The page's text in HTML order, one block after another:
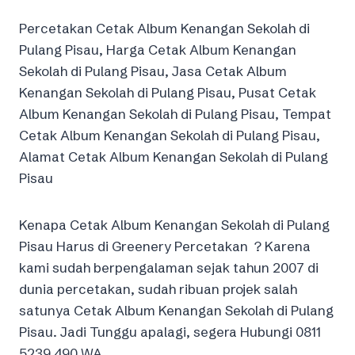
Percetakan Cetak Album Kenangan Sekolah di
Pulang Pisau, Harga Cetak Album Kenangan
Sekolah di Pulang Pisau, Jasa Cetak Album
Kenangan Sekolah di Pulang Pisau, Pusat Cetak
Album Kenangan Sekolah di Pulang Pisau, Tempat
Cetak Album Kenangan Sekolah di Pulang Pisau,
Alamat Cetak Album Kenangan Sekolah di Pulang
Pisau
Kenapa Cetak Album Kenangan Sekolah di Pulang
Pisau Harus di Greenery Percetakan ? Karena
kami sudah berpengalaman sejak tahun 2007 di
dunia percetakan, sudah ribuan projek salah
satunya Cetak Album Kenangan Sekolah di Pulang
Pisau. Jadi Tunggu apalagi, segera Hubungi 0811